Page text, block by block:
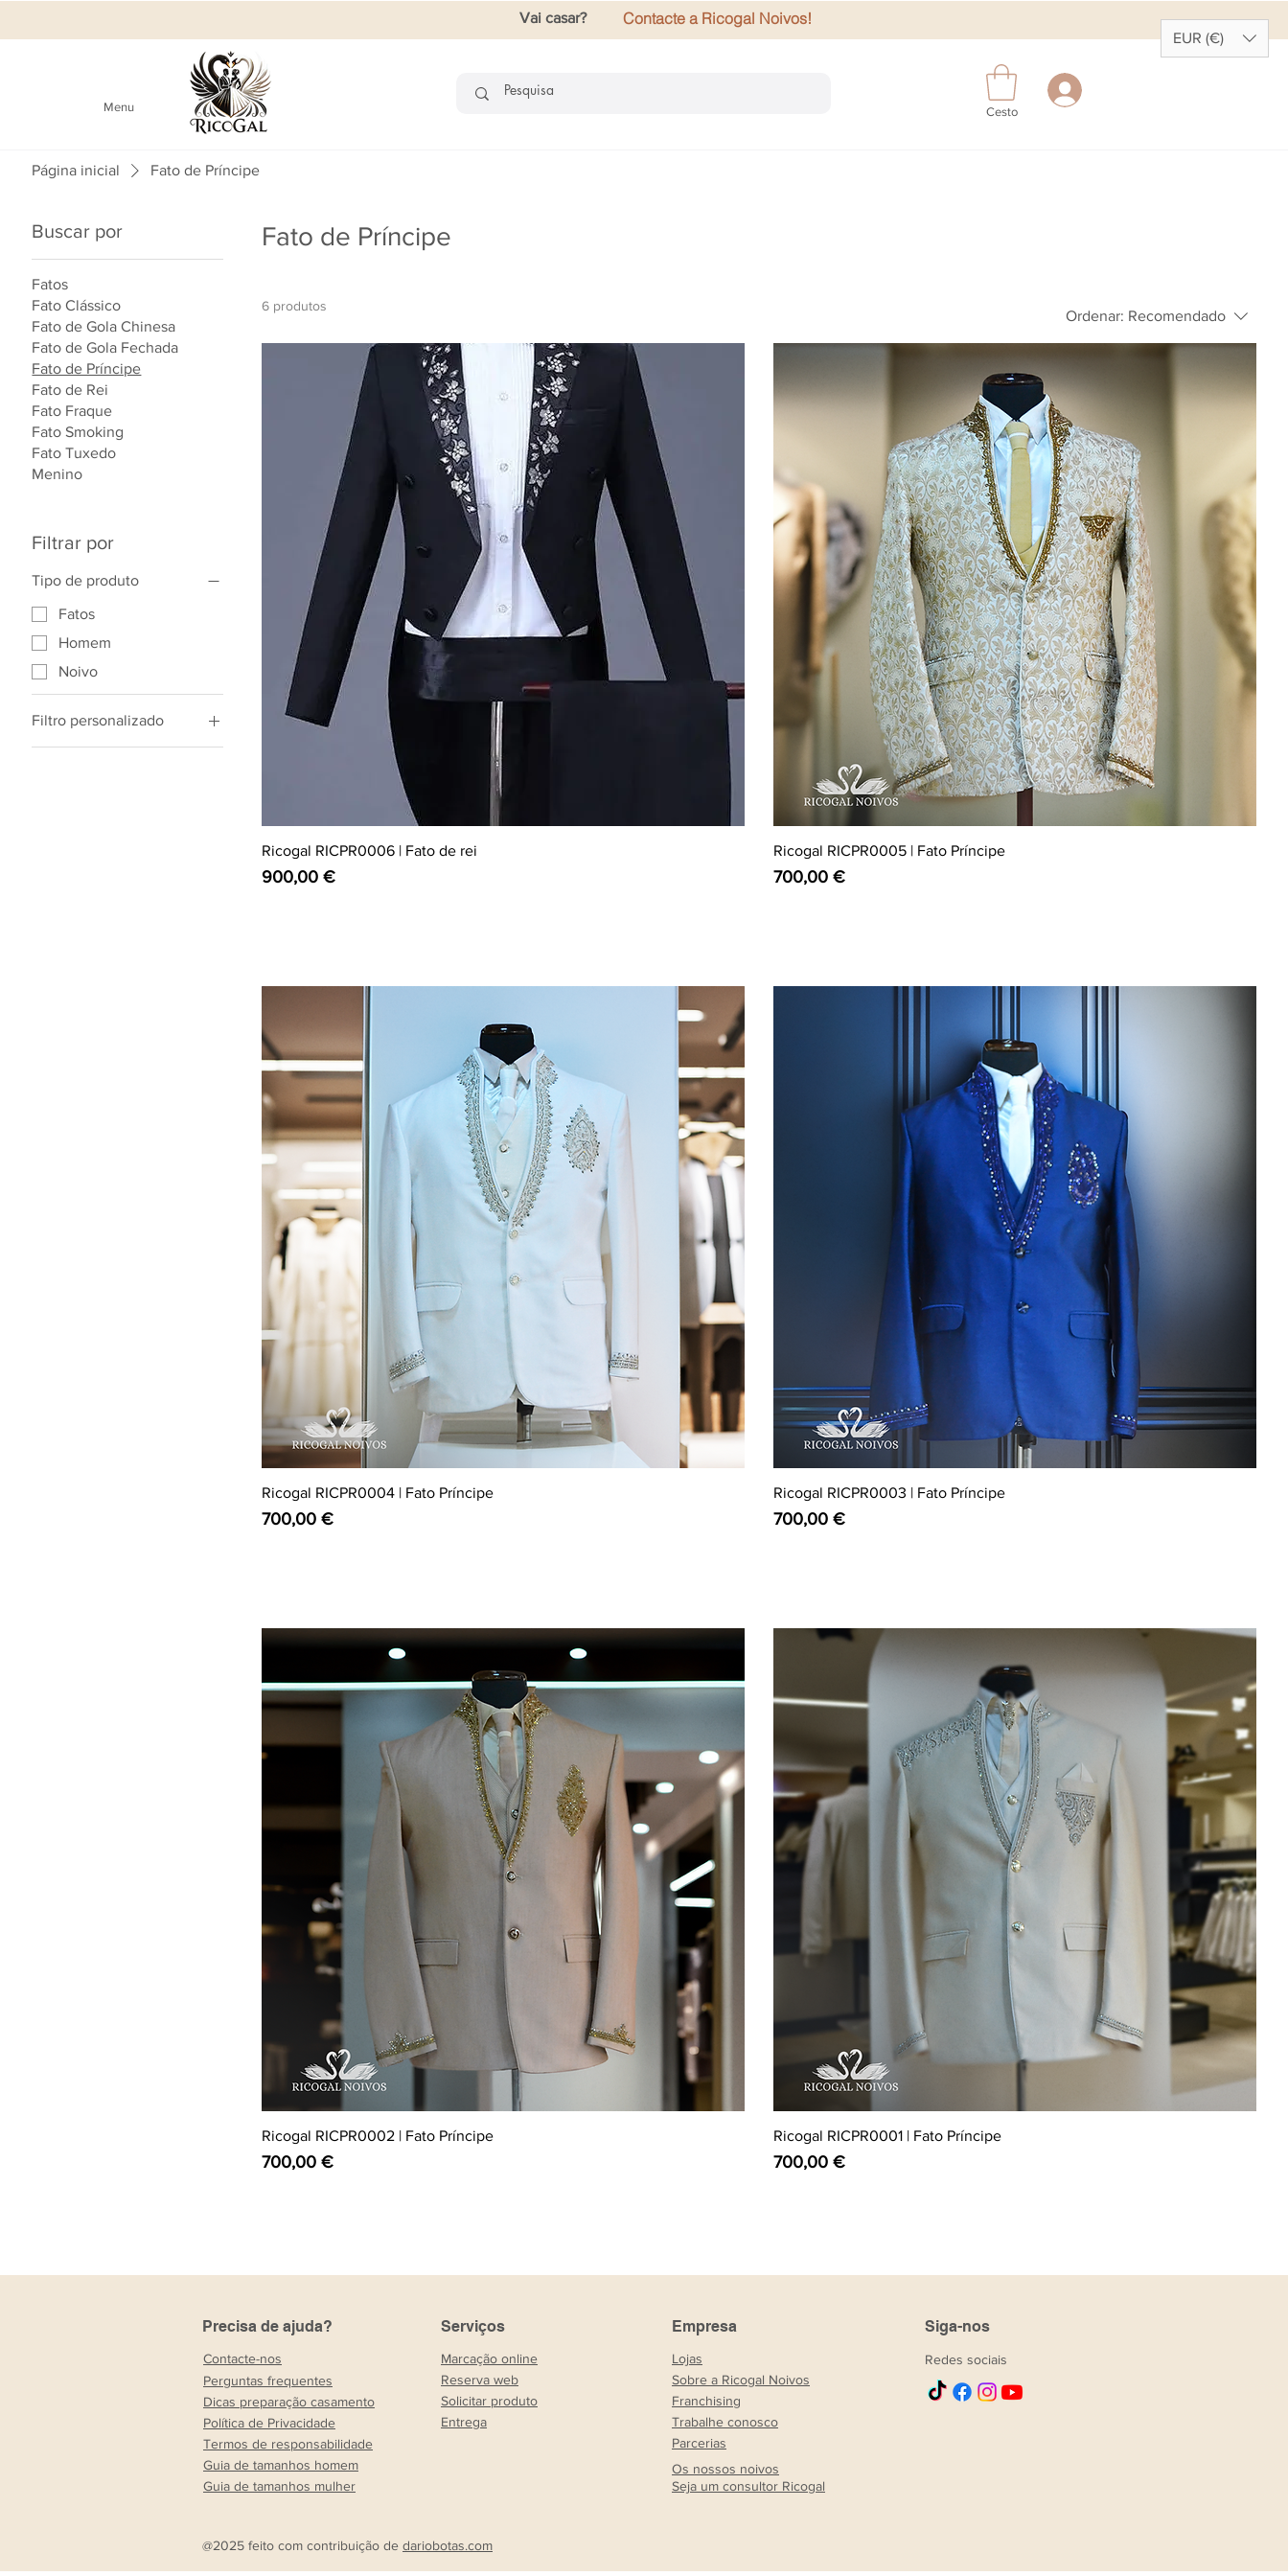
EUR (€)
Vai casar? Contacte a Ricogal Noivos!
Menu Cesto
Página inicial Fato de Príncipe
Buscar por
Fatos
Fato Clássico
Fato de Gola Chinesa
Fato de Gola Fechada
Fato de Príncipe
Fato de Rei
Fato Fraque
Fato Smoking
Fato Tuxedo
Menino
Filtrar por
Tipo de produto
Fatos
Homem
Noivo
Filtro personalizado
Fato de Príncipe
6 produtos
Ordenar: Recomendado
Ricogal RICPR0006 | Fato de rei
Preço
900,00 €
Ricogal RICPR0005 | Fato Príncipe
Preço
700,00 €
Ricogal RICPR0004 | Fato Príncipe
Preço
700,00 €
Ricogal RICPR0003 | Fato Príncipe
Preço
700,00 €
Ricogal RICPR0002 | Fato Príncipe
Preço
700,00 €
Ricogal RICPR0001 | Fato Príncipe
Preço
700,00 €
Precisa de ajuda?
Contacte-nos
Perguntas frequentes
Dicas preparação casamento
Política de Privacidade
Termos de responsabilidade
Guia de tamanhos homem
Guia de tamanhos mulher
Serviços
Marcação online
Reserva web
Solicitar produto
Entrega
Empresa
Lojas
Sobre a Ricogal Noivos
Franchising
Trabalhe conosco
Parcerias
Seja um consultor Ricogal
Siga-nos
Redes sociais
Os nossos noivos
@2025 feito com contribuição de dariobotas.com